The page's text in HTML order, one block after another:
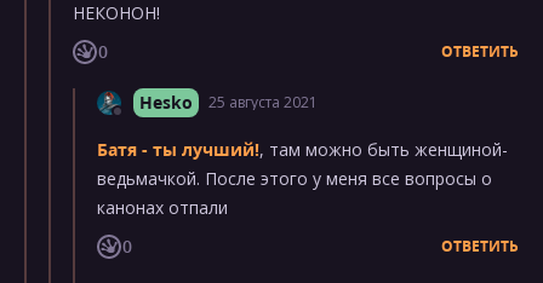
НЕКОНОН!
0
ОТВЕТИТЬ
Hesko 25 августа 2021
Батя - ты лучший!, там можно быть женщиной-
ведьмачкой. После этого у меня все вопросы о
канонах отпали
0
ОТВЕТИТЬ